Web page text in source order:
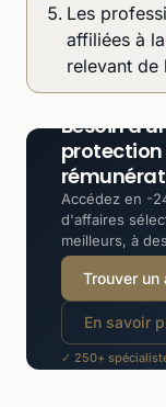
Les
affiliées à
relevant de
Besoin
protection
Accédez en -
d'affaires
meilleurs, à
Trouver
En savoir
✓ 250+